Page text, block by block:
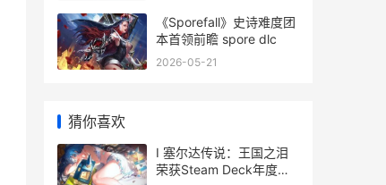
《Sporefall》史诗难度团
本首领前瞻 spore dlc
2026-05-21
猜你喜欢
I 塞尔达传说：王国之泪
荣获Steam Deck年度人